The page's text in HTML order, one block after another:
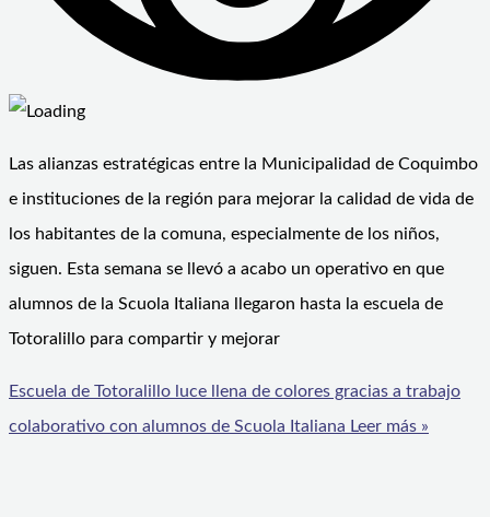
Las alianzas estratégicas entre la Municipalidad de Coquimbo
e instituciones de la región para mejorar la calidad de vida de
los habitantes de la comuna, especialmente de los niños,
siguen. Esta semana se llevó a acabo un operativo en que
alumnos de la Scuola Italiana llegaron hasta la escuela de
Totoralillo para compartir y mejorar
Escuela de Totoralillo luce llena de colores gracias a trabajo
colaborativo con alumnos de Scuola Italiana Leer más »